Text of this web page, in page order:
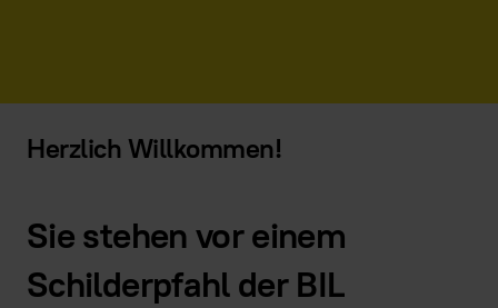
Herzlich Willkommen!
Sie stehen vor einem
Schilderpfahl der BIL